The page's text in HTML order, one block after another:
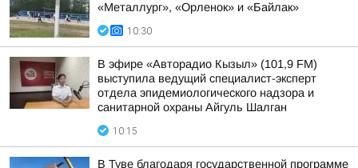
«Металлург», «Орленок» и «Байлак»
10:30
В эфире «Авторадио Кызыл» (101,9 FM)
выступила ведущий специалист-эксперт
отдела эпидемиологического надзора и
санитарной охраны Айгуль Шалган
10:15
В Туве благодаря государственной программе